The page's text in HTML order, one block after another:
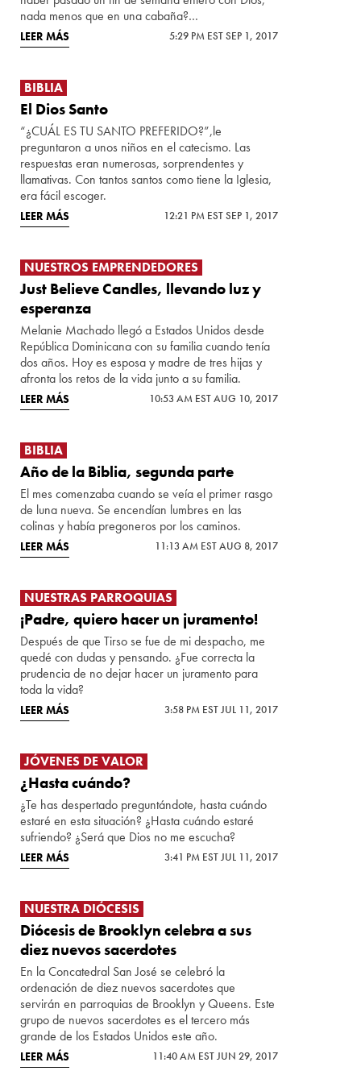
nada menos que en una cabaña?…
LEER MÁS 5:29 PM EST SEP 1, 2017
BIBLIA
El Dios Santo
“¿CUÁL ES TU SANTO PREFERIDO?”,le
preguntaron a unos niños en el catecismo. Las
respuestas eran numerosas, sorprendentes y
llamativas. Con tantos santos como tiene la Iglesia,
era fácil escoger.
LEER MÁS 12:21 PM EST SEP 1, 2017
NUESTROS EMPRENDEDORES
Just Believe Candles, llevando luz y
esperanza
Melanie Machado llegó a Estados Unidos desde
República Dominicana con su familia cuando tenía
dos años. Hoy es esposa y madre de tres hijas y
afronta los retos de la vida junto a su familia.
LEER MÁS 10:53 AM EST AUG 10, 2017
BIBLIA
Año de la Biblia, segunda parte
El mes comenzaba cuando se veía el primer rasgo
de luna nueva. Se encendían lumbres en las
colinas y había pregoneros por los caminos.
LEER MÁS 11:13 AM EST AUG 8, 2017
NUESTRAS PARROQUIAS
¡Padre, quiero hacer un juramento!
Después de que Tirso se fue de mi despacho, me
quedé con dudas y pensando. ¿Fue correcta la
prudencia de no dejar hacer un juramento para
toda la vida?
LEER MÁS 3:58 PM EST JUL 11, 2017
JÓVENES DE VALOR
¿Hasta cuándo?
¿Te has despertado preguntándote, hasta cuándo
estaré en esta situación? ¿Hasta cuándo estaré
sufriendo? ¿Será que Dios no me escucha?
LEER MÁS 3:41 PM EST JUL 11, 2017
NUESTRA DIÓCESIS
Diócesis de Brooklyn celebra a sus
diez nuevos sacerdotes
En la Concatedral San José se celebró la
ordenación de diez nuevos sacerdotes que
servirán en parroquias de Brooklyn y Queens. Este
grupo de nuevos sacerdotes es el tercero más
grande de los Estados Unidos este año.
LEER MÁS 11:40 AM EST JUN 29, 2017